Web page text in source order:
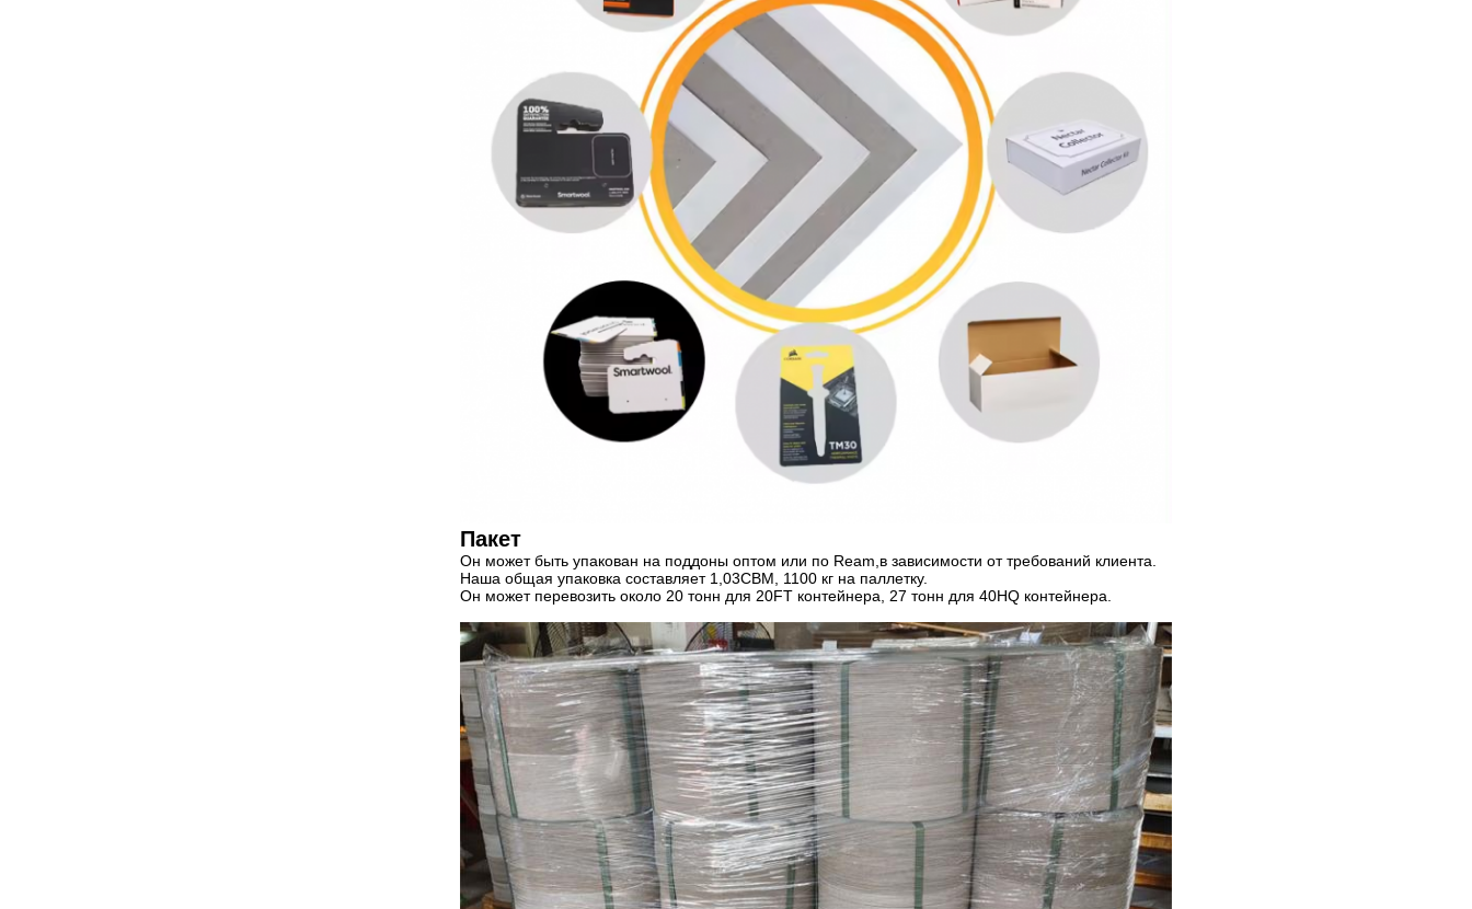
Пакет
Он может быть упакован на поддоны оптом или по Ream,в зависимости от требований клиента.
Наша общая упаковка составляет 1,03CBM, 1100 кг на паллетку.
Он может перевозить около 20 тонн для 20FT контейнера, 27 тонн для 40HQ контейнера.